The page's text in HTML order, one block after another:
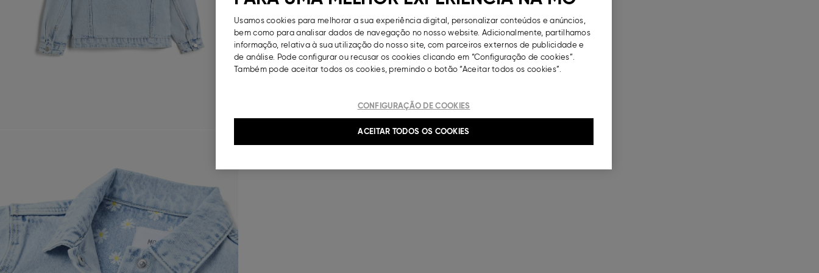
Usamos cookies para melhorar a sua experiência digital, personalizar conteúdos e anúncios,
bem como para analisar dados de navegação no nosso website. Adicionalmente, partilhamos
informação, relativa à sua utilização do nosso site, com parceiros externos de publicidade e
de análise. Pode configurar ou recusar os cookies clicando em “Configuração de cookies”.
Também pode aceitar todos os cookies, premindo o botão “Aceitar todos os cookies”.
CONFIGURAÇÃO DE COOKIES
ACEITAR TODOS OS COOKIES